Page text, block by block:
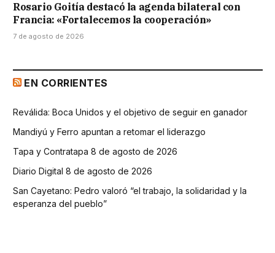
Rosario Goitía destacó la agenda bilateral con
Francia: «Fortalecemos la cooperación»
7 de agosto de 2026
EN CORRIENTES
Reválida: Boca Unidos y el objetivo de seguir en ganador
Mandiyú y Ferro apuntan a retomar el liderazgo
Tapa y Contratapa 8 de agosto de 2026
Diario Digital 8 de agosto de 2026
San Cayetano: Pedro valoró “el trabajo, la solidaridad y la
esperanza del pueblo”